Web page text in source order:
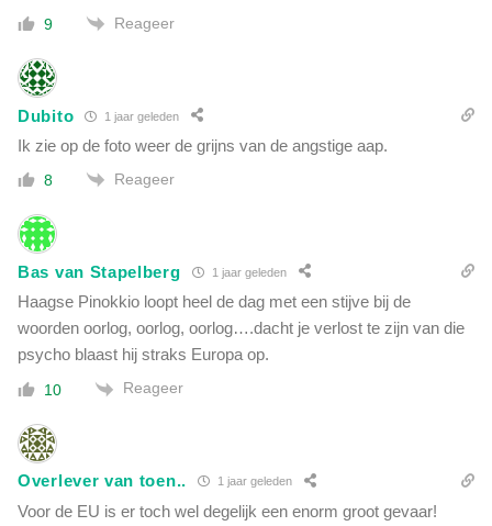
9 Reageer
Dubito 1 jaar geleden
Ik zie op de foto weer de grijns van de angstige aap.
8 Reageer
Bas van Stapelberg 1 jaar geleden
Haagse Pinokkio loopt heel de dag met een stijve bij de
woorden oorlog, oorlog, oorlog….dacht je verlost te zijn van die
psycho blaast hij straks Europa op.
10 Reageer
Overlever van toen.. 1 jaar geleden
Voor de EU is er toch wel degelijk een enorm groot gevaar!